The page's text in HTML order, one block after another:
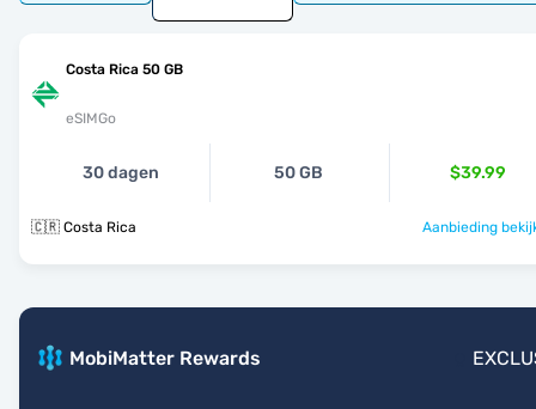
Costa Rica 50 GB
eSIMGo
30 dagen 50 GB $39.99
🇨🇷 Costa Rica Aanbieding
MobiMatter Rewards